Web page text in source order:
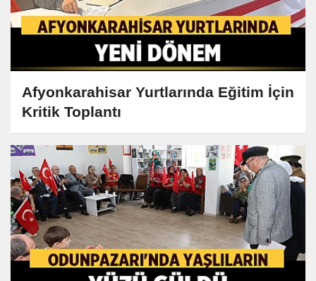
Afyonkarahisar Yurtlarında Eğitim İçin
Kritik Toplantı